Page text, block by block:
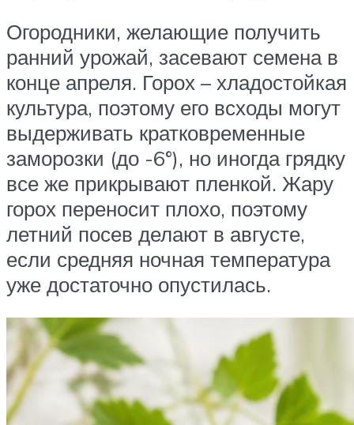
Огородники, желающие получить
ранний урожай, засевают семена в
конце апреля. Горох – хладостойкая
культура, поэтому его всходы могут
выдерживать кратковременные
заморозки (до -6°), но иногда грядку
все же прикрывают пленкой. Жару
горох переносит плохо, поэтому
летний посев делают в августе,
если средняя ночная температура
уже достаточно опустилась.